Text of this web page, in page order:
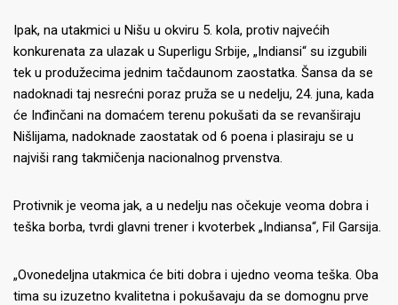
Ipak, na utakmici u Nišu u okviru 5. kola, protiv najvećih
konkurenata za ulazak u Superligu Srbije, „Indiansi“ su izgubili
tek u produžecima jednim tačdaunom zaostatka. Šansa da se
nadoknadi taj nesrećni poraz pruža se u nedelju, 24. juna, kada
će Inđinčani na domaćem terenu pokušati da se revanširaju
Nišlijama, nadoknade zaostatak od 6 poena i plasiraju se u
najviši rang takmičenja nacionalnog prvenstva.
Protivnik je veoma jak, a u nedelju nas očekuje veoma dobra i
teška borba, tvrdi glavni trener i kvoterbek „Indiansa“, Fil Garsija.
„Ovonedeljna utakmica će biti dobra i ujedno veoma teška. Oba
tima su izuzetno kvalitetna i pokušavaju da se domognu prve